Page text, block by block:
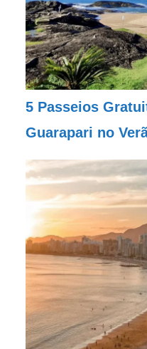
5 Passeios
Guarapari no